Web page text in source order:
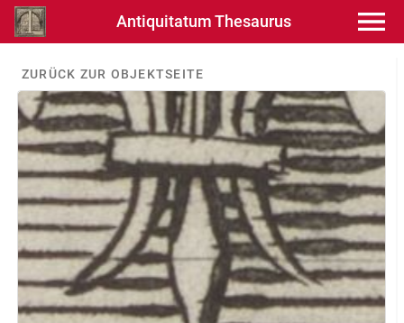
Antiquitatum Thesaurus
ZURÜCK ZUR OBJEKTSEITE